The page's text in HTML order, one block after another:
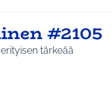
#2105
tärkeää